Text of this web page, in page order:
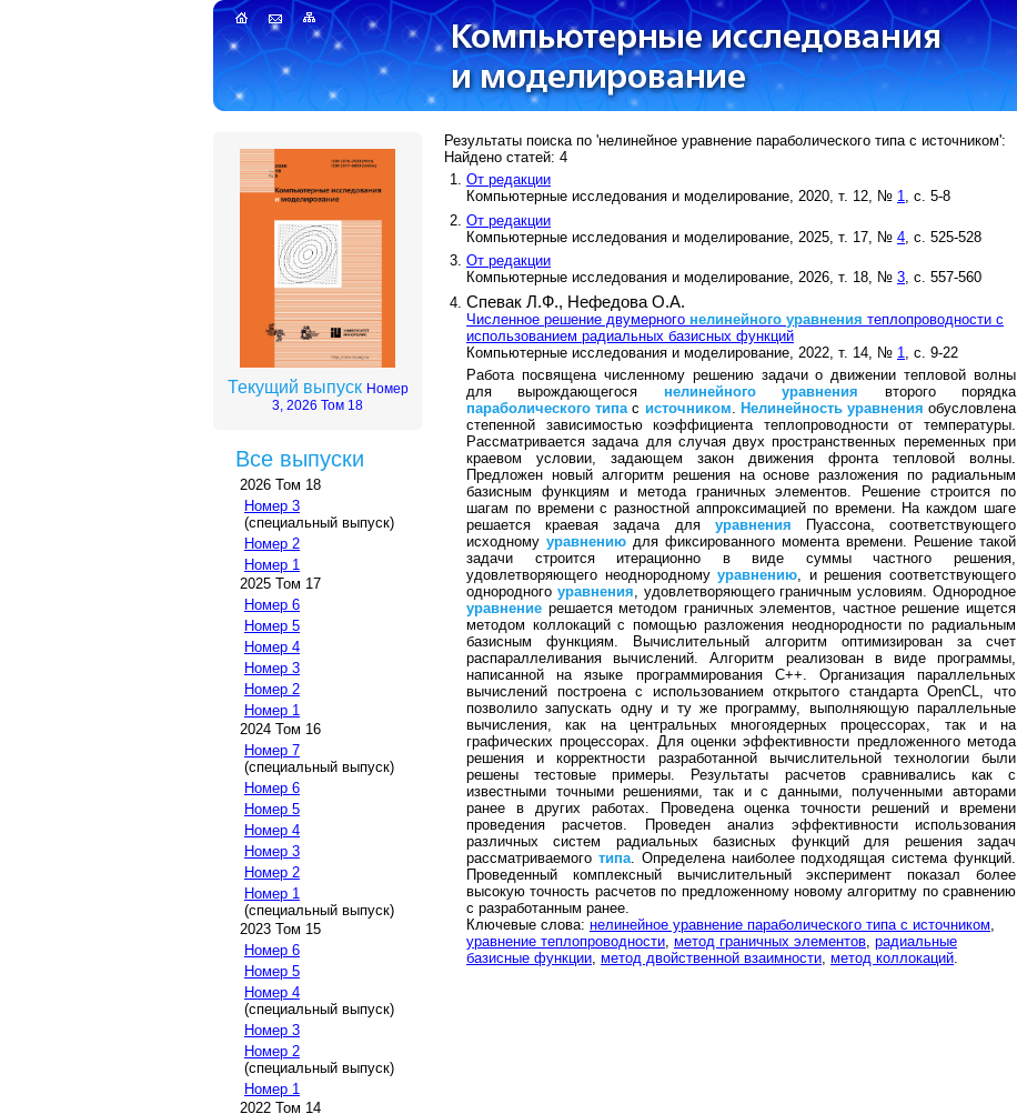
Текущий выпуск Номер
3, 2026 Том 18
Все выпуски
2026 Том 18
Номер 3
(специальный выпуск)
Номер 2
Номер 1
2025 Том 17
Номер 6
Номер 5
Номер 4
Номер 3
Номер 2
Номер 1
2024 Том 16
Номер 7
(специальный выпуск)
Номер 6
Номер 5
Номер 4
Номер 3
Номер 2
Номер 1
(специальный выпуск)
2023 Том 15
Номер 6
Номер 5
Номер 4
(специальный выпуск)
Номер 3
Номер 2
(специальный выпуск)
Номер 1
2022 Том 14
Результаты поиска по 'нелинейное уравнение параболического типа с источником':
Найдено статей: 4
От редакции
Компьютерные исследования и моделирование, 2020, т. 12, № 1, с. 5-8
От редакции
Компьютерные исследования и моделирование, 2025, т. 17, № 4 , с. 525-528
От редакции
Компьютерные исследования и моделирование, 2026, т. 18, № 3, с. 557-560
Спевак Л.Ф., Нефедова О.А.
Численное решение двумерного нелинейного уравнения теплопроводности с
использованием радиальных базисных функций
Компьютерные исследования и моделирование, 2022, т. 14, № 1
, с. 9-22
Работа посвящена численному решению задачи о движении тепловой волны
для вырождающегося нелинейного уравнения второго порядка
параболического типа с источником Нелинейность уравнения обусловлена
степенной зависимостью коэффициента теплопроводности от температуры.
Рассматривается задача для случая двух пространственных переменных при
краевом условии, задающем закон движения фронта тепловой волны.
Предложен новый алгоритм решения на основе разложения по радиальным
базисным функциям и метода граничных элементов. Решение строится по
шагам по времени с разностной аппроксимацией по времени. На каждом шаге
решается краевая задача для уравнения Пуассона, соответствующего
исходному уравнению для фиксированного момента времени. Решение такой
задачи строится итерационно в виде суммы частного решения,
удовлетворяющего неоднородномууравнению , и решения соответствующего
однородного уравнения , удовлетворяющего граничным условиям. Однородное
уравнение решается методом граничных элементов, частное решение ищется
методом коллокаций с помощью разложения неоднородности по радиальным
базисным функциям. Вычислительный алгоритм оптимизирован за счет
распараллеливания вычислений. Алгоритм реализован в виде программы,
написанной на языке программирования С++. Организация параллельных
вычислений построена с использованием открытого стандарта OpenCL, что
позволило запускать одну и ту же программу, выполняющую параллельные
вычисления, как на центральных многоядерных процессорах, так и на
графических процессорах. Для оценки эффективности предложенного метода
решения и корректности разработанной вычислительной технологии были
решены тестовые примеры. Результаты расчетов сравнивались как с
известными точными решениями, так и с данными, полученными авторами
ранее в других работах. Проведена оценка точности решений и времени
проведения расчетов. Проведен анализ эффективности использования
различных систем радиальных базисных функций для решения задач
рассматриваемого типа. Определена наиболее подходящая система функций.
Проведенный комплексный вычислительный эксперимент показал более
высокую точность расчетов по предложенному новому алгоритму по сравнению
с разработанным ранее.
Ключевые слова: нелинейное уравнение параболического типа с источником
уравнение теплопроводности метод граничных элементов радиальные
базисные функции метод двойственной взаимности метод коллокаций